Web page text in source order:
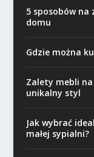
5 sposobów na
domu
Gdzie można
Zalety mebli
unikalny styl
Jak wybrać
małej sypialni?